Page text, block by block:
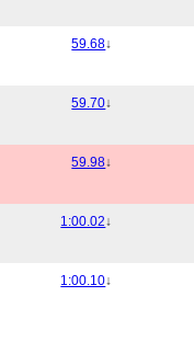
59.68↓
59.70↓
59.98↓
1:00.02↓
1:00.10↓